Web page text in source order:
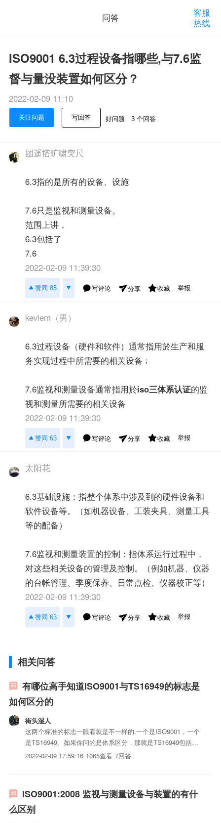
问答
客服
热线
ISO9001 6.3过程设备指哪些,与7.6监
督与量没装置如何区分？
2022-02-09 11:10
关注问题 写回答 好问题 3 个回答
团遥搭旷啸突尺
6.3指的是所有的设备、设施
7.6只是监视和测量设备。
范围上讲，
6.3包括了
7.6
2022-02-09 11:39:30
赞同 88 写评论 分享 收藏 举报
keviem（男）
6.3过程设备（硬件和软件）通常指用於生产和服
务实现过程中所需要的相关设备﹔
7.6监视和测量设备通常指用於iso三体系认证的监
视和测量所需要的相关设备
2022-02-09 11:39:30
赞同 63 写评论 分享 收藏 举报
太阳花
6.3基础设施：指整个体系中涉及到的硬件设备和
软件设备等。（如机器设备、工装夹具、测量工具
等的配备）
7.6监视和测量装置的控制：指体系运行过程中，
对这些相关设备的管理及控制。（例如机器、仪器
的台帐管理、季度保养、日常点检、仪器校正等）
2022-02-09 11:39:30
赞同 63 写评论 分享 收藏 举报
相关问答
有哪位高手知道ISO9001与TS16949的标志是
如何区分的
街头湿人
这两个标准的标志一眼看就是不一样的.一个是ISO9001，一个
是TS16949。如果你问的是体系区分，那就是TS16949包括了
ISO9001加五大工具及汽车行业客户的特殊要求。
2022-02-09 17:59:16 1065查看 7回答
ISO9001:2008 监视与测量设备与装置的有什
么区别